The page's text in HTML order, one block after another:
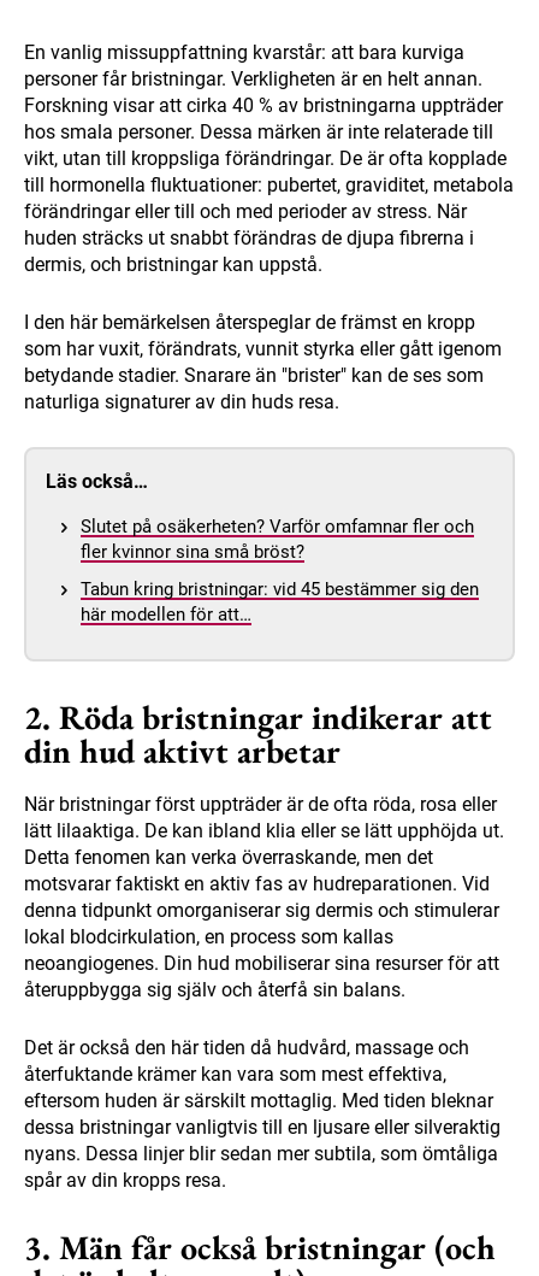
En vanlig missuppfattning kvarstår: att bara kurviga
personer får bristningar. Verkligheten är en helt annan.
Forskning visar att cirka 40 % av bristningarna uppträder
hos smala personer. Dessa märken är inte relaterade till
vikt, utan till kroppsliga förändringar. De är ofta kopplade
till hormonella fluktuationer: pubertet, graviditet, metabola
förändringar eller till och med perioder av stress. När
huden sträcks ut snabbt förändras de djupa fibrerna i
dermis, och bristningar kan uppstå.
I den här bemärkelsen återspeglar de främst en kropp
som har vuxit, förändrats, vunnit styrka eller gått igenom
betydande stadier. Snarare än "brister" kan de ses som
naturliga signaturer av din huds resa.
Läs också…
Slutet på osäkerheten? Varför omfamnar fler och
fler kvinnor sina små bröst?
Tabun kring bristningar: vid 45 bestämmer sig den
här modellen för att…
2. Röda bristningar indikerar att
din hud aktivt arbetar
När bristningar först uppträder är de ofta röda, rosa eller
lätt lilaaktiga. De kan ibland klia eller se lätt upphöjda ut.
Detta fenomen kan verka överraskande, men det
motsvarar faktiskt en aktiv fas av hudreparationen. Vid
denna tidpunkt omorganiserar sig dermis och stimulerar
lokal blodcirkulation, en process som kallas
neoangiogenes. Din hud mobiliserar sina resurser för att
återuppbygga sig själv och återfå sin balans.
Det är också den här tiden då hudvård, massage och
återfuktande krämer kan vara som mest effektiva,
eftersom huden är särskilt mottaglig. Med tiden bleknar
dessa bristningar vanligtvis till en ljusare eller silveraktig
nyans. Dessa linjer blir sedan mer subtila, som ömtåliga
spår av din kropps resa.
3. Män får också bristningar (och